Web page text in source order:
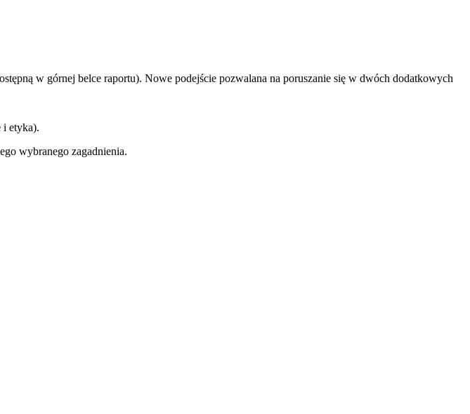
w górnej belce raportu). Nowe podejście pozwalana na poruszanie się w dwóch dodatkowych
i etyka).
wybranego zagadnienia.